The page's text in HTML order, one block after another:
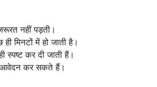
नहीं पड़ती।
मिनटों में हो जाती है।
स्पष्ट कर दी जाती हैं।
आवेदन कर सकते हैं।